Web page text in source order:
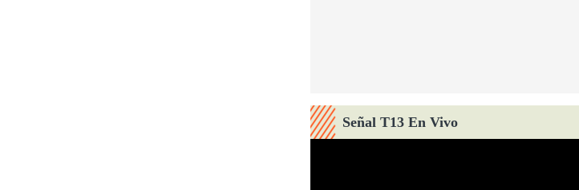
Señal T13 En Vivo